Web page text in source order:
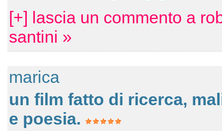
[+] lascia un commento a
santini »
marica
un film fatto di ricerca,
e poesia.